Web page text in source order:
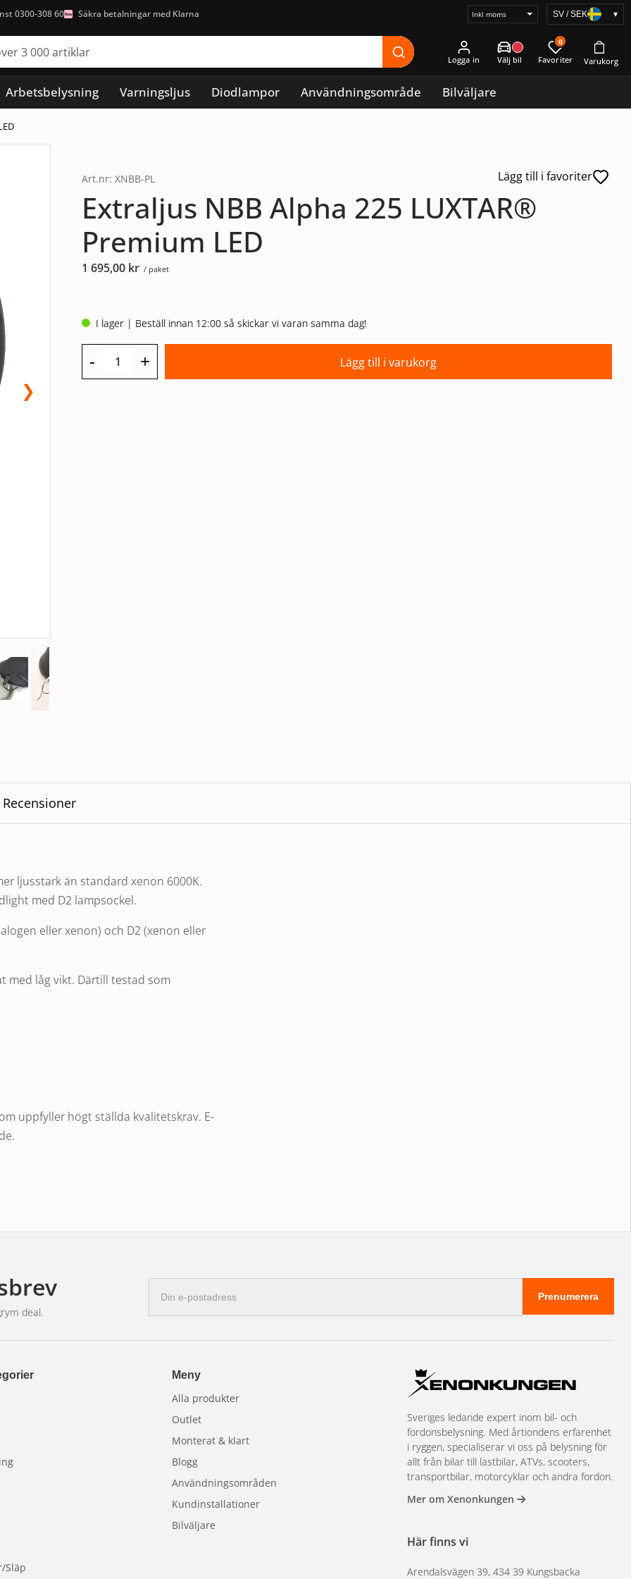
0300-308 60 Säkra betalningar med Klarna
Välj
SV / SEK ▾
Logga in
0
Arbetsbelysning Varningsljus Diodlampor Användningsområde Bilväljare
❯
Lägg till i favoriter
Art.nr: XNBB-PL
Extraljus NBB Alpha 225 LUXTAR®
Premium LED
1 695,00 kr / paket
I lager | Beställ innan 12:00 så skickar vi varan samma dag!
- + Lägg till i varukorg
Recensioner
ljusstark än standard xenon 6000K.
med D2 lampsockel.
eller xenon) och D2 (xenon eller
med låg vikt. Därtill testad som
uppfyller högt ställda kvalitetskrav. E-
deal.
postadress
Prenumerera
Släp
Meny
Alla produkter
Outlet
Monterat & klart
Blogg
Användningsområden
Kundinstallationer
Bilväljare
Sveriges ledande expert inom bil- och
fordonsbelysning. Med årtiondens erfarenhet
i ryggen, specialiserar vi oss på belysning för
allt från bilar till lastbilar, ATVs, scooters,
transportbilar, motorcyklar och andra fordon.
Mer om Xenonkungen
Här finns vi
Arendalsvägen 39, 434 39 Kungsbacka